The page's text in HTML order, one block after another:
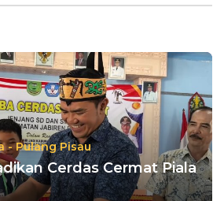
- Pulang Pisau
Cerdas Cermat Piala